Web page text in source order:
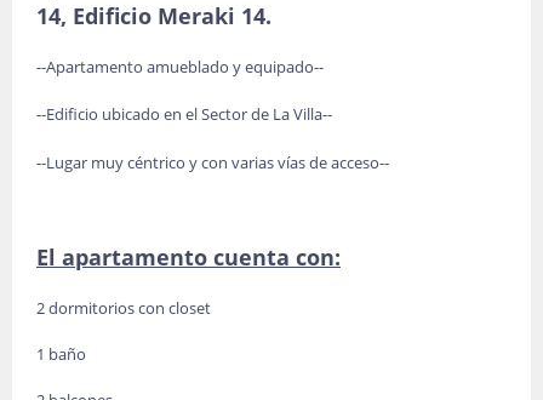
14, Edificio Meraki 14.
--Apartamento amueblado y equipado--
--Edificio ubicado en el Sector de La Villa--
--Lugar muy céntrico y con varias vías de acceso--
El apartamento cuenta con:
2 dormitorios con closet
1 baño